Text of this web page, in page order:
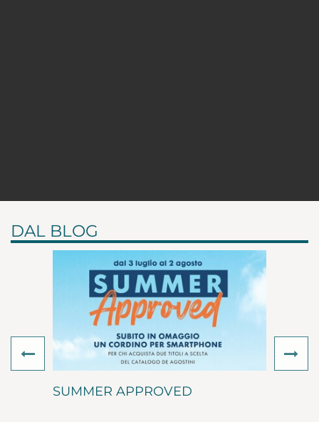
DAL BLOG
SUMMER APPROVED
Previous